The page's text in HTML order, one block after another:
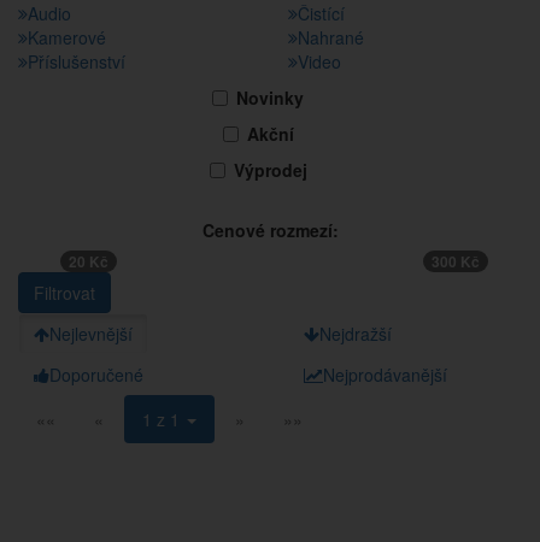
Audio
Čistící
Kamerové
Nahrané
Příslušenství
Video
Novinky
Akční
Výprodej
Cenové rozmezí:
20 Kč 300 Kč
Nejlevnější
Nejdražší
Doporučené
Nejprodávanější
««
« 1 z 1 » »»